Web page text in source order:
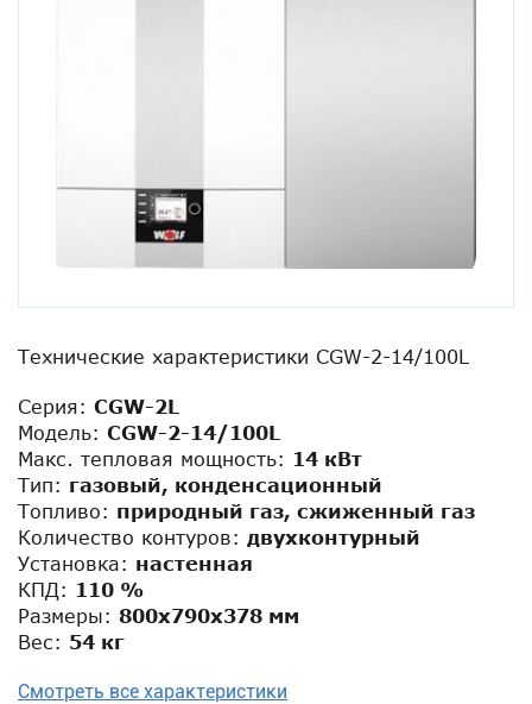
Технические характеристики CGW-2-14/100L
Серия: CGW-2L
Модель: CGW-2-14/100L
Макс. тепловая мощность: 14 кВт
Тип: газовый, конденсационный
Топливо: природный газ, сжиженный газ
Количество контуров: двухконтурный
Установка: настенная
КПД: 110 %
Размеры: 800x790x378 мм
Вес: 54 кг
Смотреть все характеристики